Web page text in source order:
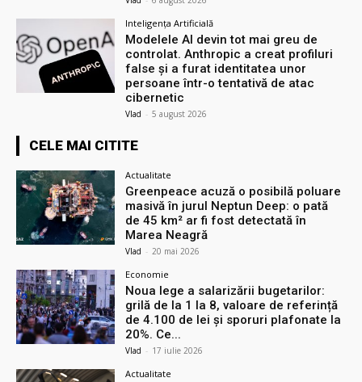
Inteligența Artificială
Modelele AI devin tot mai greu de
controlat. Anthropic a creat profiluri
false și a furat identitatea unor
persoane într-o tentativă de atac
cibernetic
Vlad - 5 august 2026
CELE MAI CITITE
Actualitate
Greenpeace acuză o posibilă poluare
masivă în jurul Neptun Deep: o pată
de 45 km² ar fi fost detectată în
Marea Neagră
Vlad - 20 mai 2026
Economie
Noua lege a salarizării bugetarilor:
grilă de la 1 la 8, valoare de referință
de 4.100 de lei și sporuri plafonate la
20%. Ce...
Vlad - 17 iulie 2026
Actualitate